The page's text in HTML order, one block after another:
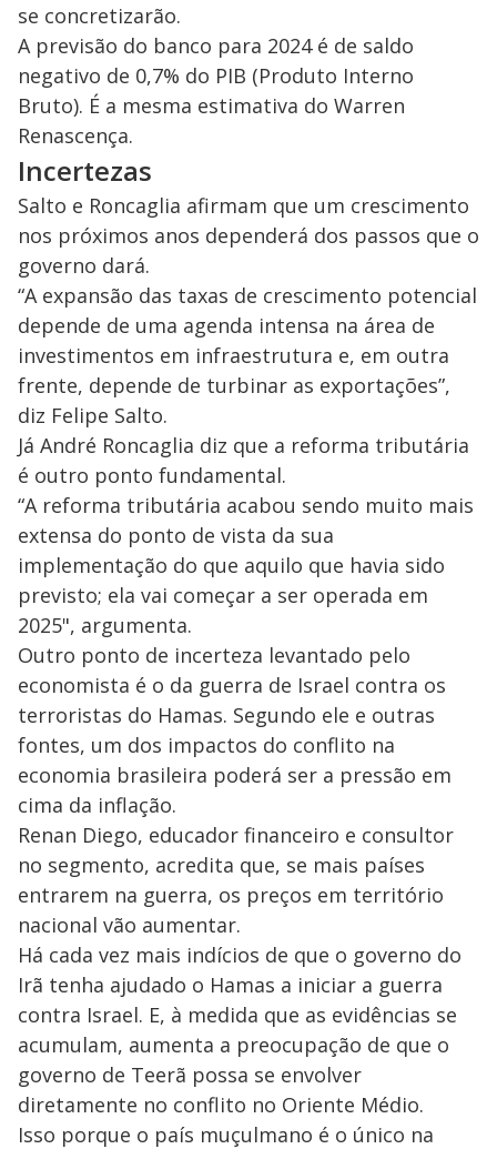
se concretizarão.
A previsão do banco para 2024 é de saldo
negativo de 0,7% do PIB (Produto Interno
Bruto). É a mesma estimativa do Warren
Renascença.
Incertezas
Salto e Roncaglia afirmam que um crescimento
nos próximos anos dependerá dos passos que o
governo dará.
“A expansão das taxas de crescimento potencial
depende de uma agenda intensa na área de
investimentos em infraestrutura e, em outra
frente, depende de turbinar as exportações”,
diz Felipe Salto.
Já André Roncaglia diz que a reforma tributária
é outro ponto fundamental.
“A reforma tributária acabou sendo muito mais
extensa do ponto de vista da sua
implementação do que aquilo que havia sido
previsto; ela vai começar a ser operada em
2025", argumenta.
Outro ponto de incerteza levantado pelo
economista é o da guerra de Israel contra os
terroristas do Hamas. Segundo ele e outras
fontes, um dos impactos do conflito na
economia brasileira poderá ser a pressão em
cima da inflação.
Renan Diego, educador financeiro e consultor
no segmento, acredita que, se mais países
entrarem na guerra, os preços em território
nacional vão aumentar.
Há cada vez mais indícios de que o governo do
Irã tenha ajudado o Hamas a iniciar a guerra
contra Israel. E, à medida que as evidências se
acumulam, aumenta a preocupação de que o
governo de Teerã possa se envolver
diretamente no conflito no Oriente Médio.
Isso porque o país muçulmano é o único na